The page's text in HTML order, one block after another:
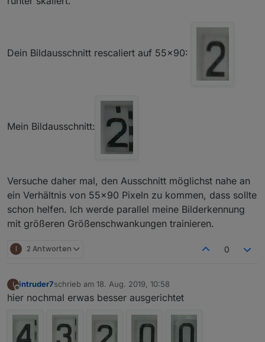
Dein Bildausschnitt rescaliert auf 55x90:
Mein Bildausschnitt:
Versuche daher mal, den Ausschnitt möglichst nahe an
ein Verhältnis von 55x90 Pixeln zu kommen, dass sollte
schon helfen. Ich werde parallel meine Bilderkennung
mit größeren Größenschwankungen trainieren.
I 2 Antworten 0
I intruder7schrieb am 18. Aug. 2019, 10:58
zuletzt editiert von
hier nochmal erwas besser ausgerichtet